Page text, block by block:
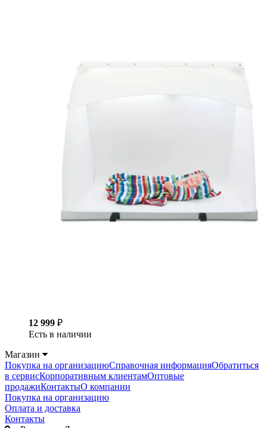
12 999 ₽
Есть в наличии
Магазин
Покупка на организациюСправочная информацияОбратиться
в сервисКорпоративным клиентамОптовые
продажиКонтактыО компании
Покупка на организацию
Оплата и доставка
Контакты